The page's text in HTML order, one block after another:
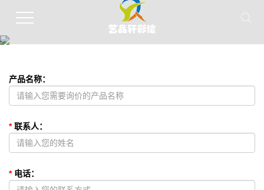
、
产品名称：
* 联系人：
* 电话：